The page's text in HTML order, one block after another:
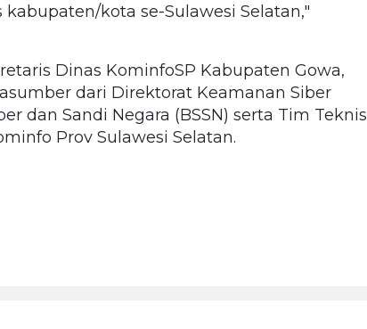
kota se-Sulawesi Selatan,"
Dinas KominfoSP Kabupaten Gowa,
dari Direktorat Keamanan Siber
dan Sandi Negara (BSSN) serta Tim Teknis
Prov Sulawesi Selatan.